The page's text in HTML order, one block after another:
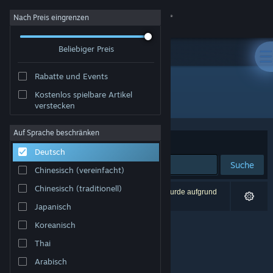
Anmelden
Info
Support
Sprache ändern
Steam-Mobile-App herunterladen
Desktopversion anzeigen
Nach Preis eingrenzen
Beliebiger Preis
Rabatte und Events
Kostenlos spielbare Artikel
verstecken
Auf Sprache beschränken
Deutsch
Chinesisch (vereinfacht)
Chinesisch (traditionell)
Japanisch
Koreanisch
Thai
Arabisch
Entwickler: MTR
Sortieren nach Relevanz
Suche
0 Ergebnisse entsprechen Ihrer Suche. 1 Titel wurde aufgrund
Ihrer Einstellungen ausgeschlossen.